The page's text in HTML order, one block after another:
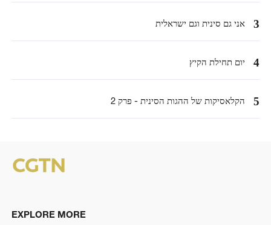
3 אני גם סינית וגם ישראלית
4 יום תחילת הקיץ
5 הקלאסיקות של ההגות הסינית - פרק 2
EXPLORE MORE